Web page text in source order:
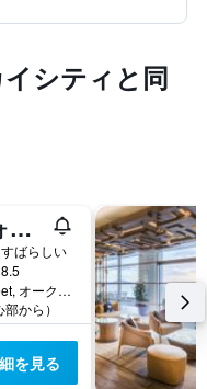
シティと同
スタンフォード プラザ オークランド
すばらしい
8.5
22-26 Albert Street, オークランド, ニュージーランド
から）
を見る